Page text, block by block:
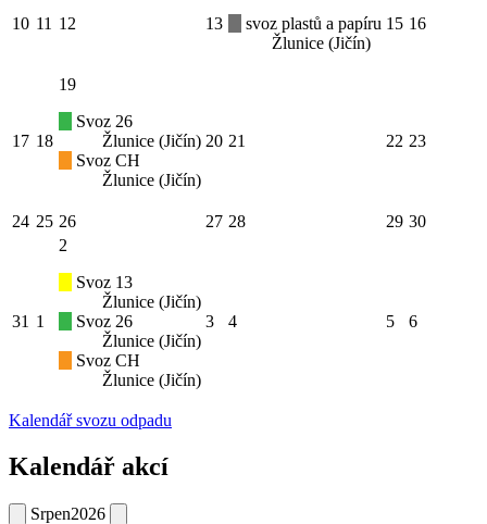
10 11 12 13
svoz plastů a papíru
Žlunice (Jičín)
15 16
17 18
19
Svoz 26
Žlunice (Jičín)
Svoz CH
Žlunice (Jičín)
20 21 22 23
24 25 26 27 28 29 30
31 1
2
Svoz 13
Žlunice (Jičín)
Svoz 26
Žlunice (Jičín)
Svoz CH
Žlunice (Jičín)
3 4 5 6
Kalendář svozu odpadu
Kalendář akcí
Srpen2026